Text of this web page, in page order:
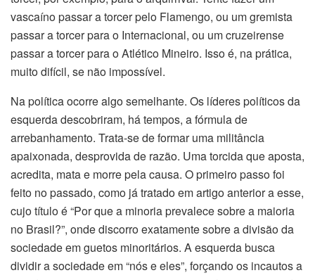
vascaíno passar a torcer pelo Flamengo, ou um gremista
passar a torcer para o Internacional, ou um cruzeirense
passar a torcer para o Atlético Mineiro. Isso é, na prática,
muito difícil, se não impossível.
Na política ocorre algo semelhante. Os líderes políticos da
esquerda descobriram, há tempos, a fórmula de
arrebanhamento. Trata-se de formar uma militância
apaixonada, desprovida de razão. Uma torcida que aposta,
acredita, mata e morre pela causa. O primeiro passo foi
feito no passado, como já tratado em artigo anterior a esse,
cujo título é “Por que a minoria prevalece sobre a maioria
no Brasil?”, onde discorro exatamente sobre a divisão da
sociedade em guetos minoritários. A esquerda busca
dividir a sociedade em “nós e eles”, forçando os incautos a